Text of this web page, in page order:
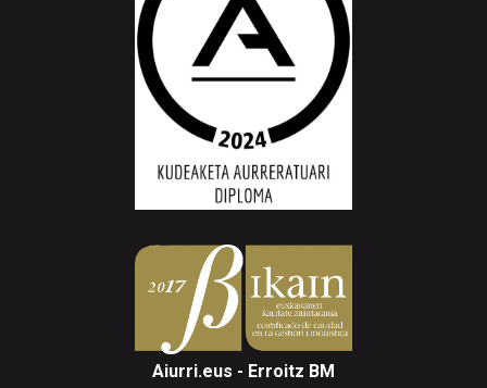
Aiurri.eus - Erroitz BM